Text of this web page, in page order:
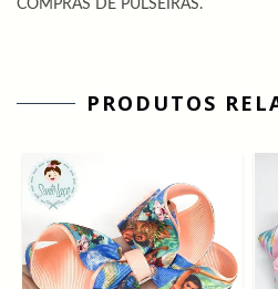
COMPRAS DE PULSEIRAS.
PRODUTOS